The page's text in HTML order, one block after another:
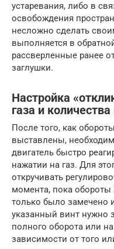
устаревания, либо в
освобождения
несложно сделать
выполняется в
рассверленные ранее
заглушки.
Настройка
газа и
После того, как
выставлены,
двигатель быстро
нажатии на газ. Для
откручивать
момента, пока обороты
только было замечено
указанный винт нужно
полного оборота или
зависимости от того